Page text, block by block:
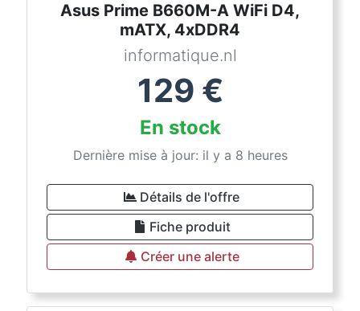
Asus Prime B660M-A WiFi D4,
mATX, 4xDDR4
informatique.nl
129 €
En stock
Dernière mise à jour: il y a 8 heures
Détails de l'offre
Fiche produit
Créer une alerte